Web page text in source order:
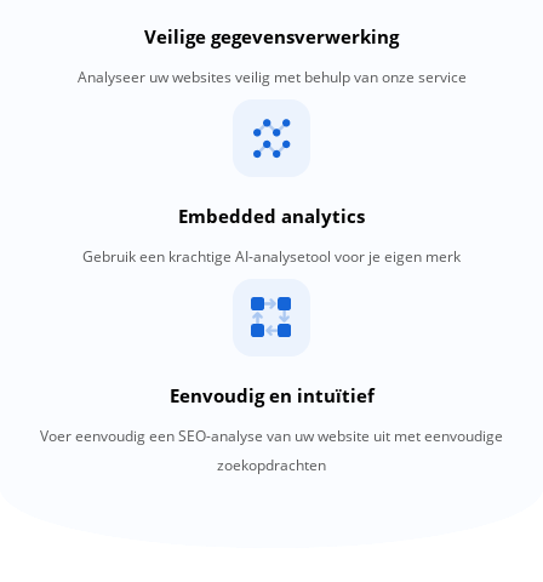
Veilige gegevensverwerking
Analyseer uw websites veilig met behulp van onze service
Embedded analytics
Gebruik een krachtige AI-analysetool voor je eigen merk
Eenvoudig en intuïtief
Voer eenvoudig een SEO-analyse van uw website uit met eenvoudige
zoekopdrachten